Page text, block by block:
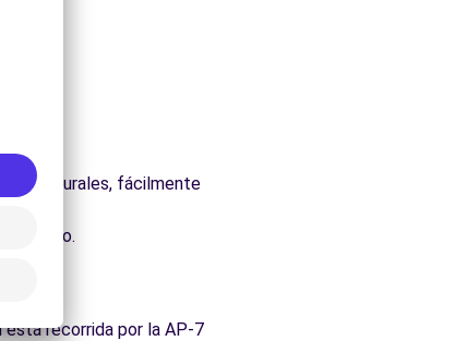
naturales, fácilmente
de Pego.
recorrida por la AP-7